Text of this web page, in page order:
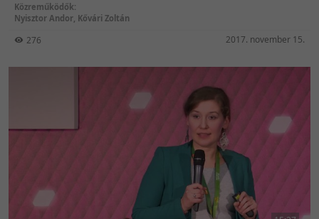
Közreműködők:
Nyisztor Andor Kővári Zoltán
276 2017. november 15.